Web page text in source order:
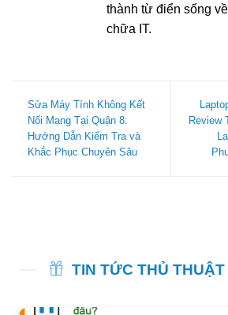
thành từ điển sống
chữa IT.
Sửa Máy Tính Không Kết
Nối Mạng Tại Quận 8:
Hướng Dẫn Kiểm Tra và
Khắc Phục Chuyên Sâu
Review
TIN TỨC THỦ